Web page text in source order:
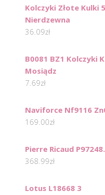
Kolczyki Złote Kulki
Nierdzewna
36.09zł
B0081 BZ1 Kolczyki
Mosiądz
7.69zł
Naviforce Nf9116
169.00zł
Pierre Ricaud
368.99zł
Lotus L18668 3